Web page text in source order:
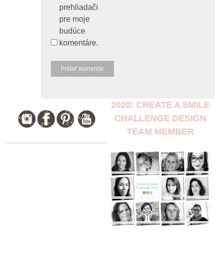
prehliadači
pre moje
budúce
komentáre.
2020: CREATE A SMILE
CHALLENGE DESIGN
TEAM MEMBER